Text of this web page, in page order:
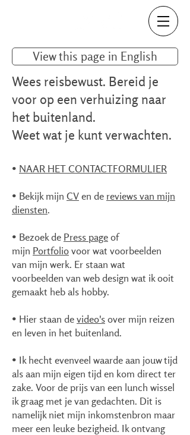
View this page in English
Wees reisbewust. Bereid je
voor op een verhuizing naar
het buitenland.
Weet wat je kunt verwachten.
• NAAR HET CONTACTFORMULIER
• Bekijk mijn CVen de reviews van mijn
diensten.
• Bezoek de Press pageof
mijn Portfoliovoor wat voorbeelden
van mijn werk. Er staan wat
voorbeelden van web design wat ik ooit
gemaakt heb als hobby.
• Hier staan devideo's​ over mijn reizen
en leven in het buitenland.
​• Ik hecht evenveel waarde aan jouw tijd
als aan mijn eigen tijd en kom direct ter
zake. Voor de prijs van een lunch wissel
ik graag met je van gedachten. Dit is
namelijk niet mijn inkomstenbron maar
meer een leuke bezigheid. Ik ontvang